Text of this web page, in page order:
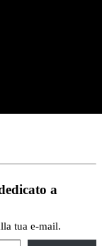
a
tua e-mail.